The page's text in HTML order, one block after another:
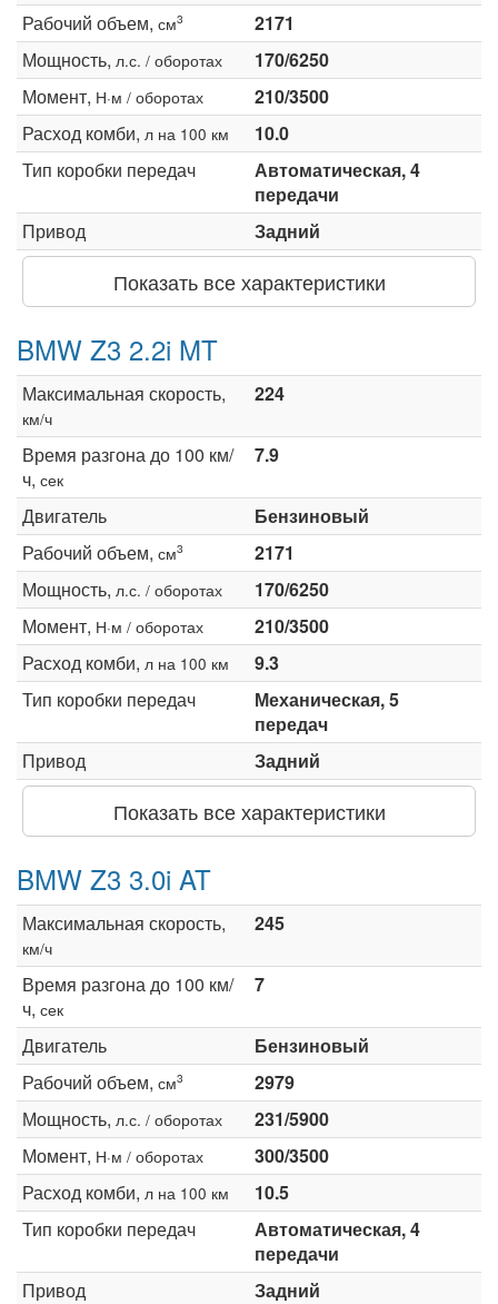
Рабочий объем, см3
2171
Мощность, л.с. / оборотах
170/6250
Момент, Н·м / оборотах
210/3500
Расход комби, л на 100 км
10.0
Тип коробки передач
Автоматическая, 4
передачи
Привод
Задний
Показать все характеристики
BMW Z3 2.2i MT
Максимальная скорость,
км/ч
224
Время разгона до 100 км/
ч, сек
7.9
Двигатель
Бензиновый
Рабочий объем, см3
2171
Мощность, л.с. / оборотах
170/6250
Момент, Н·м / оборотах
210/3500
Расход комби, л на 100 км
9.3
Тип коробки передач
Механическая, 5
передач
Привод
Задний
Показать все характеристики
BMW Z3 3.0i AT
Максимальная скорость,
км/ч
245
Время разгона до 100 км/
ч, сек
7
Двигатель
Бензиновый
Рабочий объем, см3
2979
Мощность, л.с. / оборотах
231/5900
Момент, Н·м / оборотах
300/3500
Расход комби, л на 100 км
10.5
Тип коробки передач
Автоматическая, 4
передачи
Привод
Задний